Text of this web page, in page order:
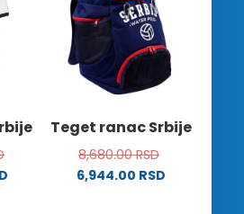
Opcije
mogu
biti
izabrane
na
proizvoda.
Teget ranac Srbije
8,680.00RSD
6,944.00 RSD